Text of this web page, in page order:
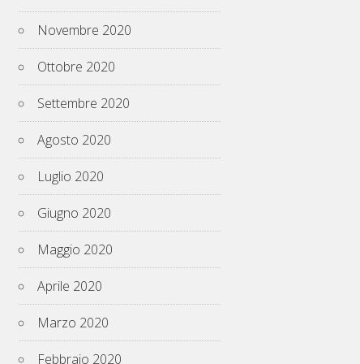
Novembre 2020
Ottobre 2020
Settembre 2020
Agosto 2020
Luglio 2020
Giugno 2020
Maggio 2020
Aprile 2020
Marzo 2020
Febbraio 2020